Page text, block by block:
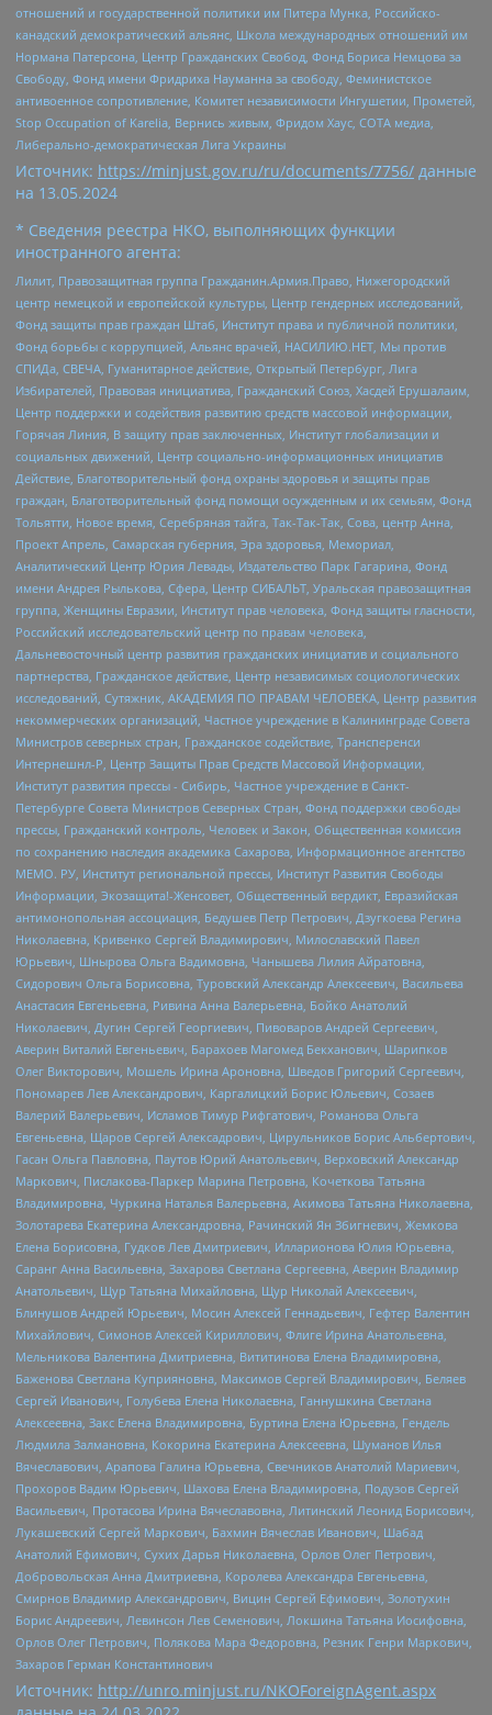
отношений и государственной политики им Питера Мунка, Российско-
канадский демократический альянс, Школа международных отношений им
Нормана Патерсона, Центр Гражданских Свобод, Фонд Бориса Немцова за
Свободу, Фонд имени Фридриха Науманна за свободу, Феминистское
антивоенное сопротивление, Комитет независимости Ингушетии, Прометей,
Stop Occupation of Karelia, Вернись живым, Фридом Хаус, СОТА медиа,
Либерально-демократическая Лига Украины
Источник: https://minjust.gov.ru/ru/documents/7756/ данные
на 13.05.2024
* Сведения реестра НКО, выполняющих функции
иностранного агента:
Лилит, Правозащитная группа Гражданин.Армия.Право, Нижегородский
центр немецкой и европейской культуры, Центр гендерных исследований,
Фонд защиты прав граждан Штаб, Институт права и публичной политики,
Фонд борьбы с коррупцией, Альянс врачей, НАСИЛИЮ.НЕТ, Мы против
СПИДа, СВЕЧА, Гуманитарное действие, Открытый Петербург, Лига
Избирателей, Правовая инициатива, Гражданский Союз, Хасдей Ерушалаим,
Центр поддержки и содействия развитию средств массовой информации,
Горячая Линия, В защиту прав заключенных, Институт глобализации и
социальных движений, Центр социально-информационных инициатив
Действие, Благотворительный фонд охраны здоровья и защиты прав
граждан, Благотворительный фонд помощи осужденным и их семьям, Фонд
Тольятти, Новое время, Серебряная тайга, Так-Так-Так, Сова, центр Анна,
Проект Апрель, Самарская губерния, Эра здоровья, Мемориал,
Аналитический Центр Юрия Левады, Издательство Парк Гагарина, Фонд
имени Андрея Рылькова, Сфера, Центр СИБАЛЬТ, Уральская правозащитная
группа, Женщины Евразии, Институт прав человека, Фонд защиты гласности,
Российский исследовательский центр по правам человека,
Дальневосточный центр развития гражданских инициатив и социального
партнерства, Гражданское действие, Центр независимых социологических
исследований, Сутяжник, АКАДЕМИЯ ПО ПРАВАМ ЧЕЛОВЕКА, Центр развития
некоммерческих организаций, Частное учреждение в Калининграде Совета
Министров северных стран, Гражданское содействие, Трансперенси
Интернешнл-Р, Центр Защиты Прав Средств Массовой Информации,
Институт развития прессы - Сибирь, Частное учреждение в Санкт-
Петербурге Совета Министров Северных Стран, Фонд поддержки свободы
прессы, Гражданский контроль, Человек и Закон, Общественная комиссия
по сохранению наследия академика Сахарова, Информационное агентство
МЕМО. РУ, Институт региональной прессы, Институт Развития Свободы
Информации, Экозащита!-Женсовет, Общественный вердикт, Евразийская
антимонопольная ассоциация, Бедушев Петр Петрович, Дзугкоева Регина
Николаевна, Кривенко Сергей Владимирович, Милославский Павел
Юрьевич, Шнырова Ольга Вадимовна, Чанышева Лилия Айратовна,
Сидорович Ольга Борисовна, Туровский Александр Алексеевич, Васильева
Анастасия Евгеньевна, Ривина Анна Валерьевна, Бойко Анатолий
Николаевич, Дугин Сергей Георгиевич, Пивоваров Андрей Сергеевич,
Аверин Виталий Евгеньевич, Барахоев Магомед Бекханович, Шарипков
Олег Викторович, Мошель Ирина Ароновна, Шведов Григорий Сергеевич,
Пономарев Лев Александрович, Каргалицкий Борис Юльевич, Созаев
Валерий Валерьевич, Исламов Тимур Рифгатович, Романова Ольга
Евгеньевна, Щаров Сергей Алексадрович, Цирульников Борис Альбертович,
Гасан Ольга Павловна, Паутов Юрий Анатольевич, Верховский Александр
Маркович, Пислакова-Паркер Марина Петровна, Кочеткова Татьяна
Владимировна, Чуркина Наталья Валерьевна, Акимова Татьяна Николаевна,
Золотарева Екатерина Александровна, Рачинский Ян Збигневич, Жемкова
Елена Борисовна, Гудков Лев Дмитриевич, Илларионова Юлия Юрьевна,
Саранг Анна Васильевна, Захарова Светлана Сергеевна, Аверин Владимир
Анатольевич, Щур Татьяна Михайловна, Щур Николай Алексеевич,
Блинушов Андрей Юрьевич, Мосин Алексей Геннадьевич, Гефтер Валентин
Михайлович, Симонов Алексей Кириллович, Флиге Ирина Анатольевна,
Мельникова Валентина Дмитриевна, Вититинова Елена Владимировна,
Баженова Светлана Куприяновна, Максимов Сергей Владимирович, Беляев
Сергей Иванович, Голубева Елена Николаевна, Ганнушкина Светлана
Алексеевна, Закс Елена Владимировна, Буртина Елена Юрьевна, Гендель
Людмила Залмановна, Кокорина Екатерина Алексеевна, Шуманов Илья
Вячеславович, Арапова Галина Юрьевна, Свечников Анатолий Мариевич,
Прохоров Вадим Юрьевич, Шахова Елена Владимировна, Подузов Сергей
Васильевич, Протасова Ирина Вячеславовна, Литинский Леонид Борисович,
Лукашевский Сергей Маркович, Бахмин Вячеслав Иванович, Шабад
Анатолий Ефимович, Сухих Дарья Николаевна, Орлов Олег Петрович,
Добровольская Анна Дмитриевна, Королева Александра Евгеньевна,
Смирнов Владимир Александрович, Вицин Сергей Ефимович, Золотухин
Борис Андреевич, Левинсон Лев Семенович, Локшина Татьяна Иосифовна,
Орлов Олег Петрович, Полякова Мара Федоровна, Резник Генри Маркович,
Захаров Герман Константинович
Источник: http://unro.minjust.ru/NKOForeignAgent.aspx